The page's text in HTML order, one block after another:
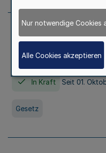
Gesetz über die
Nordrhein-
HG)
In Kraft Seit 01.
Gesetz
Nur notwendige Cookies
Alle Cookies akzeptieren